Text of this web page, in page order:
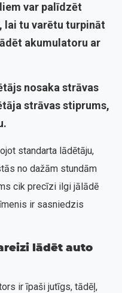
var palīdzēt
lai tu varētu turpināt
akumulatoru ar
nosaka strāvas
strāvas stiprums,
standarta lādētāju,
no dažām stundām
cik precīzi ilgi jālādē
ir sasniedzis
lādēt auto
ir īpaši jutīgs, tādēļ,